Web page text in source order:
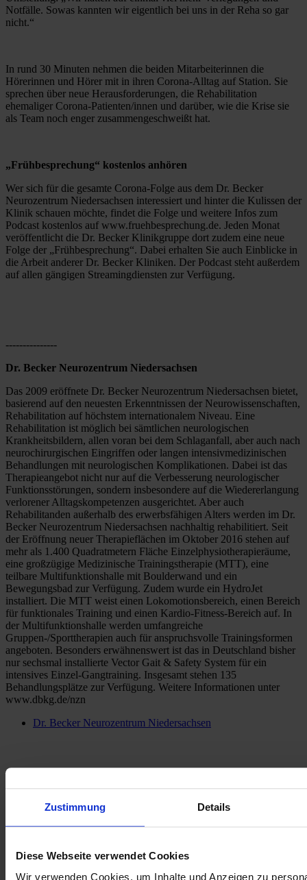
Zustimmung Details
Diese Webseite verwendet Cookies
Wir verwenden Cookies, um Inhalte und Anzeigen zu
Notfälle. Sowas kannten wir eigentlich bei uns in der Reha so gar
nicht.“
In rund 30 Minuten nehmen die beiden Mitarbeiterinnen die
Hörerinnen und Hörer mit in ihren Corona-Alltag auf Station. Sie
sprechen über neue Herausforderungen, die Rehabilitation
ehemaliger Corona-Patienten/innen und darüber, wie die Krise sie
als Team noch enger zusammengeschweißt hat.
„Frühbesprechung“ kostenlos anhören
Wer sich für die gesamte Corona-Folge aus dem Dr. Becker
Neurozentrum Niedersachsen interessiert und hinter die Kulissen der
Klinik schauen möchte, findet die Folge und weitere Infos zum
Podcast kostenlos auf www.fruehbesprechung.de. Jeden Monat
veröffentlicht die Dr. Becker Klinikgruppe dort zudem eine neue
Folge der „Frühbesprechung“. Dabei erhalten Sie auch Einblicke in
die Arbeit anderer Dr. Becker Kliniken. Der Podcast steht außerdem
auf allen gängigen Streamingdiensten zur Verfügung.
---------------
Dr. Becker Neurozentrum Niedersachsen
Das 2009 eröffnete Dr. Becker Neurozentrum Niedersachsen bietet,
basierend auf den neuesten Erkenntnissen der Neurowissenschaften,
Rehabilitation auf höchstem internationalem Niveau. Eine
Rehabilitation ist möglich bei sämtlichen neurologischen
Krankheitsbildern, allen voran bei dem Schlaganfall, aber auch nach
neurochirurgischen Eingriffen oder langen intensivmedizinischen
Behandlungen mit neurologischen Komplikationen. Dabei ist das
Therapieangebot nicht nur auf die Verbesserung neurologischer
Funktionsstörungen, sondern insbesondere auf die Wiedererlangung
verlorener Alltagskompetenzen ausgerichtet. Aber auch
Rehabilitanden außerhalb des erwerbsfähigen Alters werden im Dr.
Becker Neurozentrum Niedersachsen nachhaltig rehabilitiert. Seit
der Eröffnung neuer Therapieflächen im Oktober 2016 stehen auf
mehr als 1.400 Quadratmetern Fläche Einzelphysiotherapieräume,
eine großzügige Medizinische Trainingstherapie (MTT), eine
teilbare Multifunktionshalle mit Boulderwand und ein
Bewegungsbad zur Verfügung. Zudem wurde ein HydroJet
installiert. Die MTT weist einen Lokomotionsbereich, einen Bereich
für funktionales Training und einen Kardio-Fitness-Bereich auf. In
der Multifunktionshalle werden umfangreiche
Gruppen-/Sporttherapien auch für anspruchsvolle Trainingsformen
angeboten. Besonders erwähnenswert ist das in Deutschland bisher
nur sechsmal installierte Vector Gait & Safety System für ein
intensives Einzel-Gangtraining. Insgesamt stehen 135
Behandlungsplätze zur Verfügung. Weitere Informationen unter
www.dbkg.de/nzn
Dr. Becker Neurozentrum Niedersachsen